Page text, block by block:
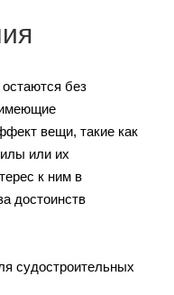
без
вещи, такие как
или их
к ним в
достоинств
судостроительных